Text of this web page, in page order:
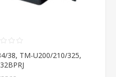
38, TM-U200/210/325,